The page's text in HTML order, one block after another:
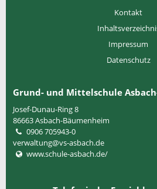
Kontakt
Impressum
Datenschutz
Grund- und Mittelschule
Josef-Dunau-Ring 8
86663Asbach-Bäumenheim
0906 705943-0
verwaltung@vs-asbach.de
www.schule-asbach.de/